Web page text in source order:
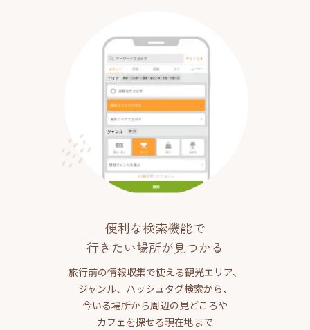
便利な検索機能で
行きたい場所が見つかる
旅行前の情報収集で使える観光エリア、
ジャンル、ハッシュタグ検索から、
今いる場所から周辺の見どころや
カフェを探せる現在地まで